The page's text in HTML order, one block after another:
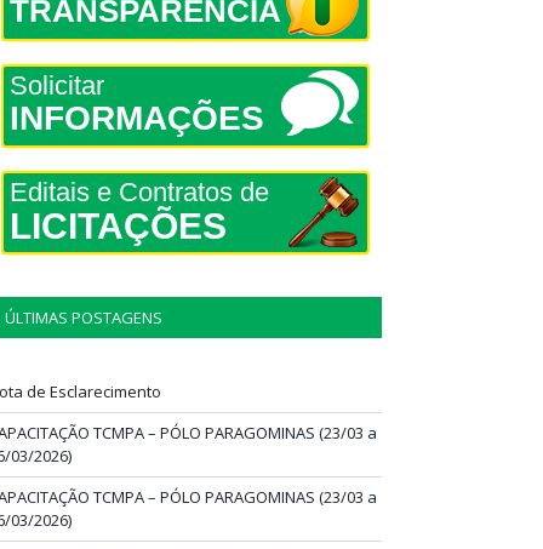
TRANSPARÊNCIA
Solicitar
INFORMAÇÕES
Editais e Contratos de
LICITAÇÕES
ÚLTIMAS POSTAGENS
de Esclarecimento
TCMPA – PÓLO PARAGOMINAS (23/03 a
03/2026)
TCMPA – PÓLO PARAGOMINAS (23/03 a
03/2026)